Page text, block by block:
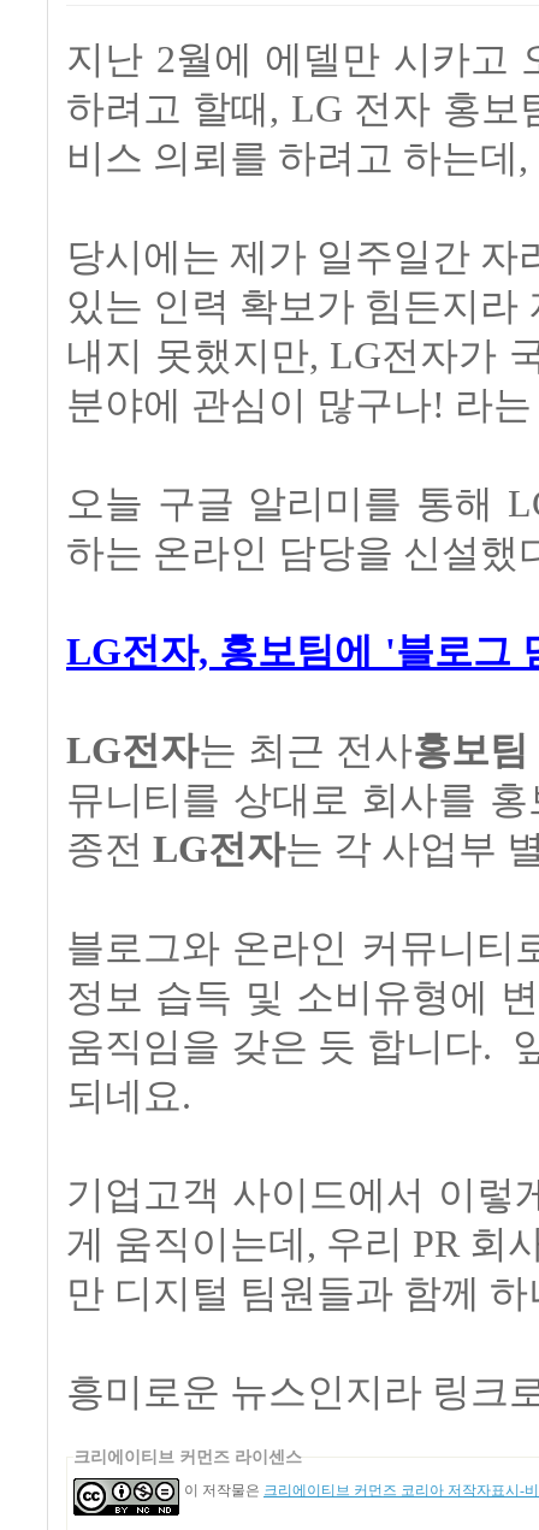
지난 2월에 에델만 시카고
하려고 할때, LG 전자 홍보
비스 의뢰를 하려고 하는데
당시에는 제가 일주일간 자
있는 인력 확보가 힘든지라
내지 못했지만, LG전자가
분야에 관심이 많구나! 라
오늘 구글 알리미를 통해
하는 온라인 담당을 신설했
LG전자, 홍보팀에 '블로그
LG전자는 최근 전사홍보팀
뮤니티를 상대로 회사를
종전 LG전자는 각 사업부
블로그와 온라인 커뮤니티
정보 습득 및 소비유형에
움직임을 갖은 듯 합니다.
되네요.
기업고객 사이드에서 이렇
게 움직이는데, 우리 PR 회
만 디지털 팀원들과 함께
흥미로운 뉴스인지라 링크
크리에이티브 커먼즈 라이센스
이 저작물은 크리에이티브 커먼즈 코리아 저작자표시-